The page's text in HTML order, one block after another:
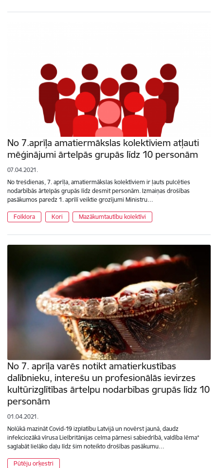
No 7.aprīļa amatiermākslas kolektīviem atļauti
mēģinājumi ārtelpās grupās līdz 10 personām
07.04.2021.
No trešdienas, 7. aprīļa, amatiermākslas kolektīviem ir ļauts pulcēties
nodarbībās ārtelpās grupās līdz desmit personām. Izmaiņas drošības
pasākumos paredz 1. aprīlī veiktie grozījumi Ministru…
Folklora Kori Mazākumtautību kolektīvi
No 7. aprīļa varēs notikt amatierkustības
dalībnieku, interešu un profesionālās ievirzes
kultūrizglītības ārtelpu nodarbības grupās līdz 10
personām
01.04.2021.
Nolūkā mazināt Covid-19 izplatību Latvijā un novērst jaunā, daudz
infekciozākā vīrusa Lielbritānijas celma pārnesi sabiedrībā, valdība lēma*
saglabāt lielāko daļu līdz šim noteikto drošības pasākumu…
Pūtēju orķestri